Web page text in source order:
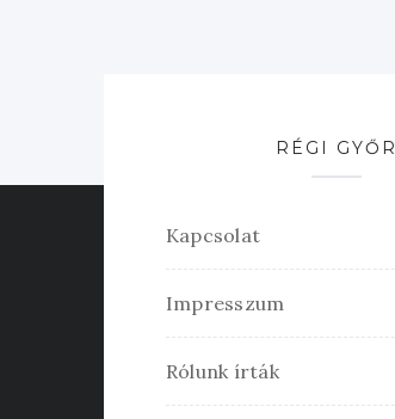
RÉGI GYŐR
Kapcsolat
Impresszum
Rólunk írták